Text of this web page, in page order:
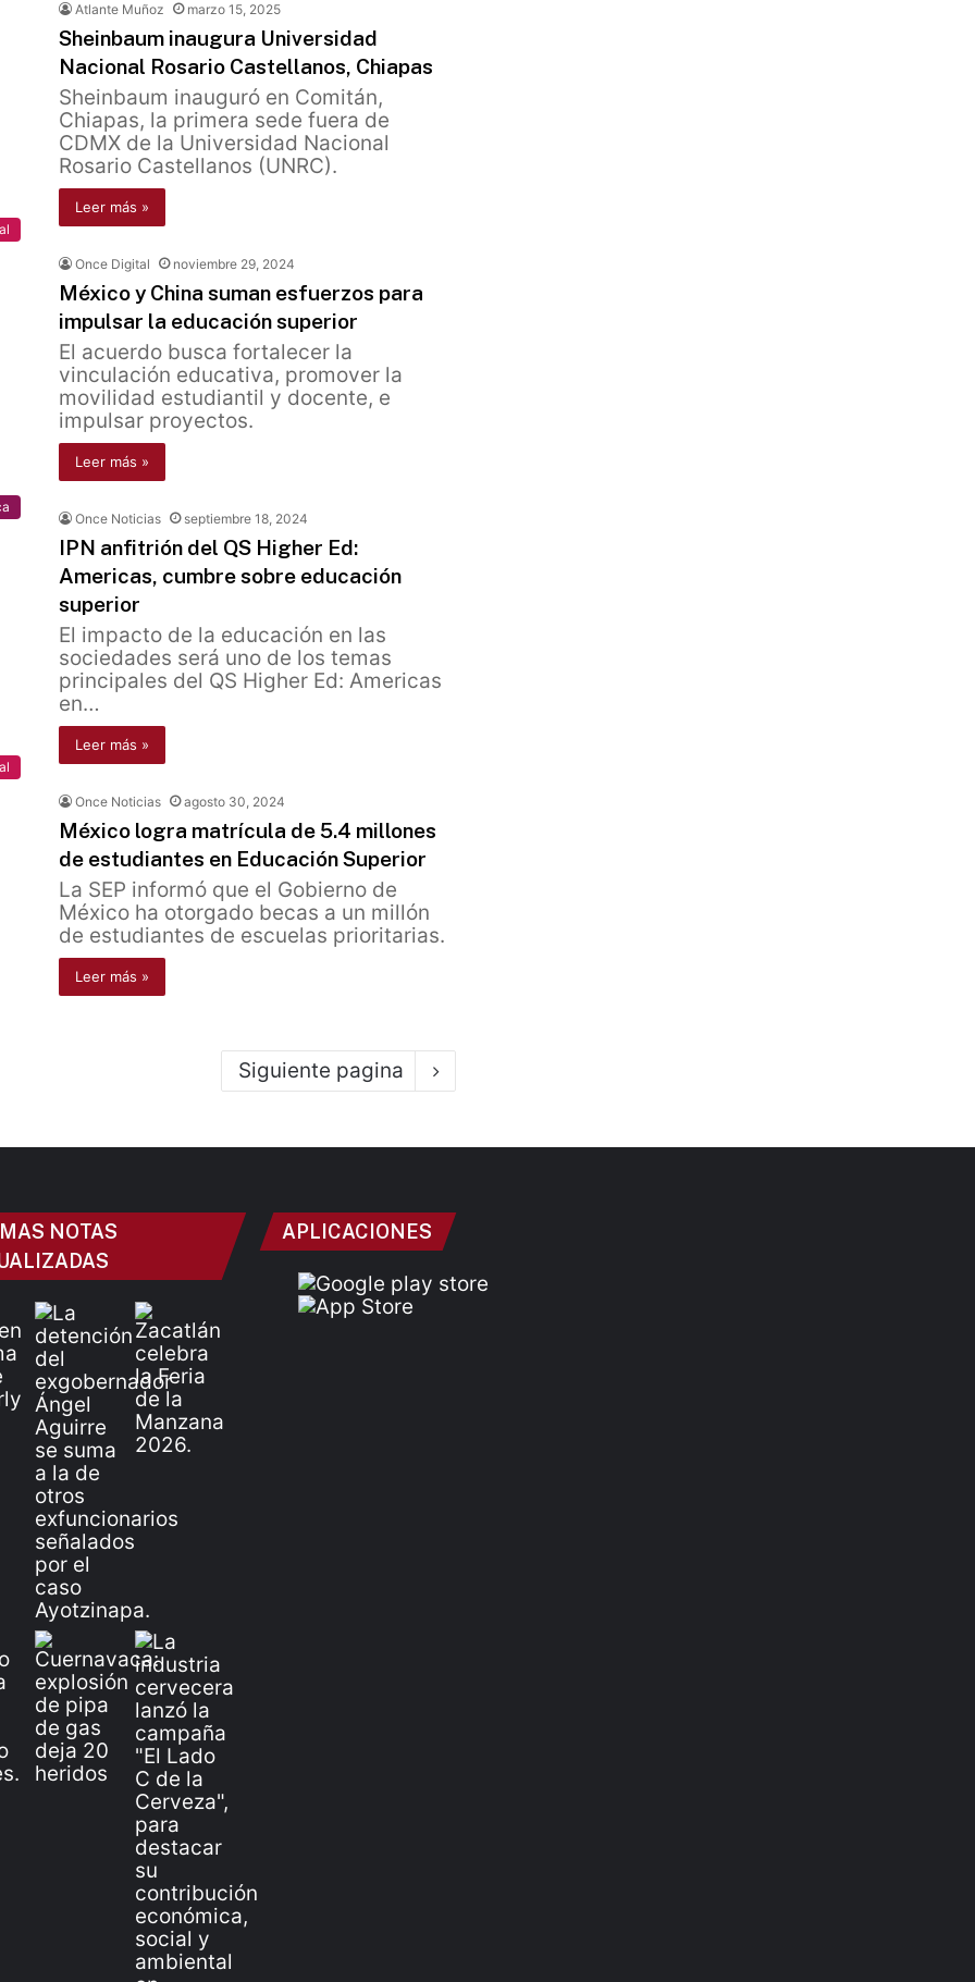
Atlante Muñoz marzo 15, 2025
Sheinbaum inaugura Universidad
Nacional Rosario Castellanos, Chiapas
Sheinbaum inauguró en Comitán,
Chiapas, la primera sede fuera de
CDMX de la Universidad Nacional
Rosario Castellanos (UNRC).
Leer más »
Once Digital noviembre 29, 2024
México y China suman esfuerzos para
impulsar la educación superior
El acuerdo busca fortalecer la
vinculación educativa, promover la
movilidad estudiantil y docente, e
impulsar proyectos.
Leer más »
Once Noticias septiembre 18, 2024
IPN anfitrión del QS Higher Ed:
Americas, cumbre sobre educación
superior
El impacto de la educación en las
sociedades será uno de los temas
principales del QS Higher Ed: Americas
en…
Leer más »
Once Noticias agosto 30, 2024
México logra matrícula de 5.4 millones
de estudiantes en Educación Superior
La SEP informó que el Gobierno de
México ha otorgado becas a un millón
de estudiantes de escuelas prioritarias.
Leer más »
Siguiente pagina
NOTAS
APLICACIONES